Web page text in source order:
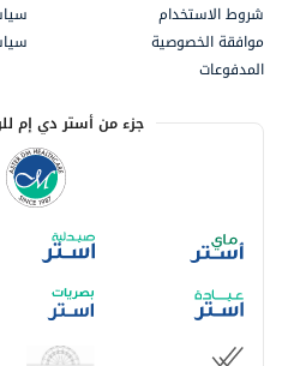
شروط الاستخدام
موافقة الخصوصية
المدفوعات
جزء من أستر دي إم